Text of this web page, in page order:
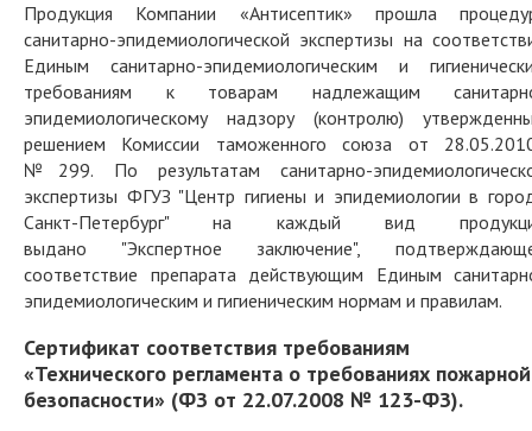
Продукция Компании «Антисептик» прошла
санитарно-эпидемиологической экспертизы на
Единым санитарно-эпидемиологическим и
требованиям к товарам надлежащим
эпидемиологическому надзору (контролю)
решением Комиссии таможенного союза от
№299. По результатам санитарно-
экспертизы ФГУЗ "Центр гигиены и эпидемиологии в
Санкт-Петербург" на каждый вид
выдано "Экспертное заключение",
соответствие препарата действующим Единым
эпидемиологическим и гигиеническим нормам и правилам.
Сертификат соответствия требованиям
«Технического регламента о требованиях пожарной
безопасности» (ФЗ от 22.07.2008 № 123-ФЗ).